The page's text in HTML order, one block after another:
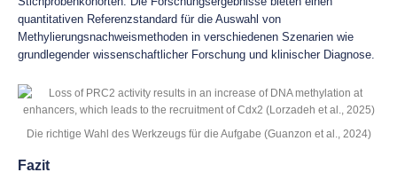
quantitativen Referenzstandard für die Auswahl von
Methylierungsnachweismethoden in verschiedenen Szenarien wie
grundlegender wissenschaftlicher Forschung und klinischer Diagnose.
Die richtige Wahl des Werkzeugs für die Aufgabe (Guanzon et al., 2024)
Fazit